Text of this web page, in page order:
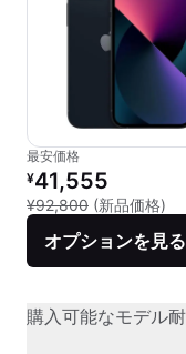
最安価格
リファービッシュ品の
¥41,555
¥92,800 (新品価格)
オプションを見る
購入可能なモデル